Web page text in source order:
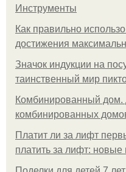
Инструменты
Как правильно
достижения
Значок индукции на
таинственный мир
Комбинированный дом.
комбинированных
Платит ли за лифт
платить за лифт: новые